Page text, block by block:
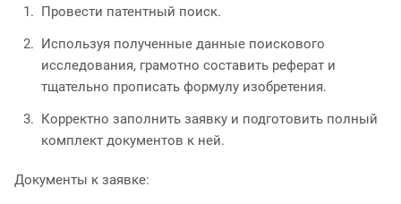
Провести патентный поиск.
Используя полученные данные поискового
исследования, грамотно составить реферат и
тщательно прописать формулу изобретения.
Корректно заполнить заявку и подготовить полный
комплект документов к ней.
Документы к заявке: